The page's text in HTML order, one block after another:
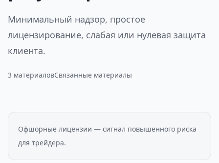
Минимальный надзор, простое
лицензирование, слабая или нулевая защита
клиента.
3 материаловСвязанные материалы
Офшорные лицензии — сигнал повышенного риска
для трейдера.